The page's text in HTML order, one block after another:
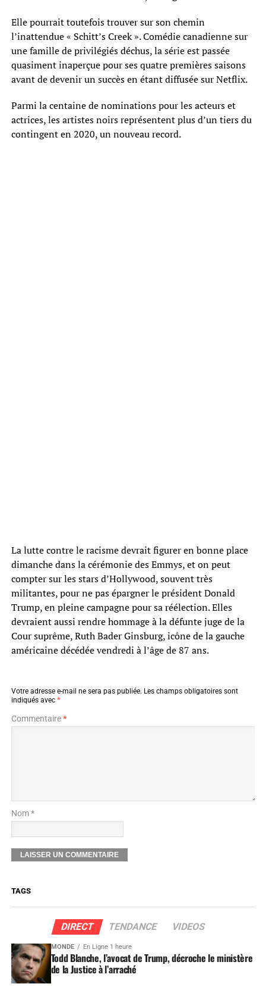
Elle pourrait toutefois trouver sur son chemin
l’inattendue « Schitt’s Creek ». Comédie canadienne sur
une famille de privilégiés déchus, la série est passée
quasiment inaperçue pour ses quatre premières saisons
avant de devenir un succès en étant diffusée sur Netflix.
Parmi la centaine de nominations pour les acteurs et
actrices, les artistes noirs représentent plus d’un tiers du
contingent en 2020, un nouveau record.
La lutte contre le racisme devrait figurer en bonne place
dimanche dans la cérémonie des Emmys, et on peut
compter sur les stars d’Hollywood, souvent très
militantes, pour ne pas épargner le président Donald
Trump, en pleine campagne pour sa réélection. Elles
devraient aussi rendre hommage à la défunte juge de la
Cour suprême, Ruth Bader Ginsburg, icône de la gauche
américaine décédée vendredi à l’âge de 87 ans.
Votre adresse e-mail ne sera pas publiée. Les champs obligatoires sont
indiqués avec *
Commentaire*
Nom *
TAGS
DIRECT TENDANCE VIDEOS
MONDE En Ligne 1 heure
Todd Blanche, l’avocat de Trump, décroche le ministère
de la Justice à l’arraché